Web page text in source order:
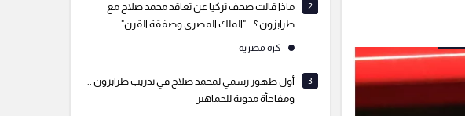
2
ماذا قالت صحف تركيا عن تعاقد محمد صلاح مع
طرابزون ؟ .. "الملك المصري وصفقة القرن"
كرة مصرية
3
أول ظهور رسمي لمحمد صلاح في تدريب طرابزون ..
ومفاجأة مدوية للجماهير